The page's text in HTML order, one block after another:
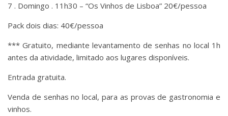
7 . Domingo . 11h30 – “Os Vinhos de Lisboa” 20€/pessoa
Pack dois dias: 40€/pessoa
*** Gratuito, mediante levantamento de senhas no local 1h
antes da atividade, limitado aos lugares disponíveis.
Entrada gratuita.
Venda de senhas no local, para as provas de gastronomia e
vinhos.